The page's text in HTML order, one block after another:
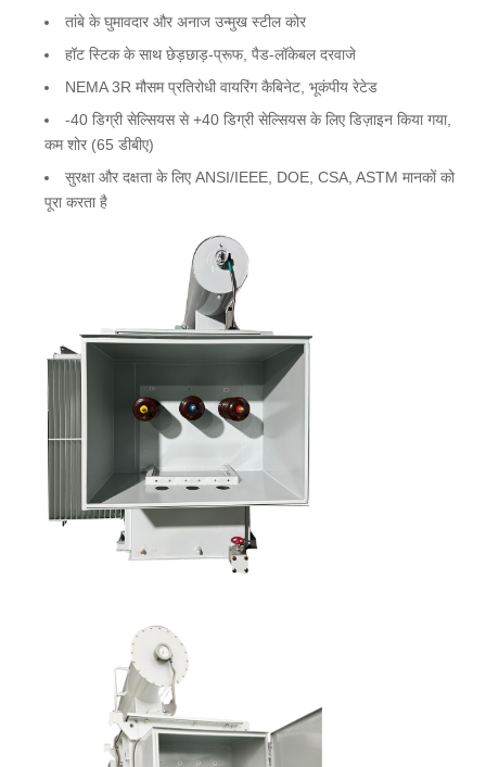
तांबे के घुमावदार और अनाज उन्मुख स्टील कोर
हॉट स्टिक के साथ छेड़छाड़-प्रूफ, पैड-लॉकेबल दरवाजे
NEMA 3R मौसम प्रतिरोधी वायरिंग कैबिनेट, भूकंपीय रेटेड
-40 डिग्री सेल्सियस से +40 डिग्री सेल्सियस के लिए डिज़ाइन किया गया,
कम शोर (65 डीबीए)
सुरक्षा और दक्षता के लिए ANSI/IEEE, DOE, CSA, ASTM मानकों को
पूरा करता है